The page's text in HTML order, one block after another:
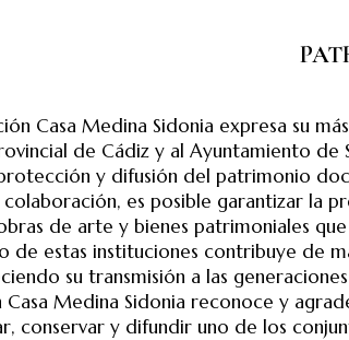
Casa Medina Sidonia expresa su
de Cádiz y al Ayuntamiento
y difusión del patrimonio
colaboración, es posible garantizar la
de arte y bienes patrimoniales
de estas instituciones contribuye de
su transmisión a las
Casa Medina Sidonia reconoce y
conservar y difundir uno de los